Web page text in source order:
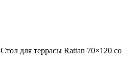
Стол для террасы Rattan 70×120 со